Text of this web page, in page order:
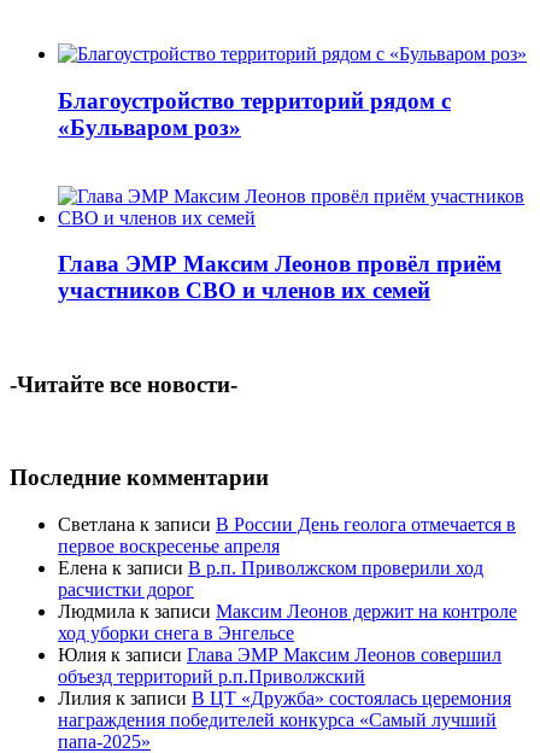
Благоустройство территорий рядом с
«Бульваром роз»
Глава ЭМР Максим Леонов провёл приём
участников СВО и членов их семей
-Читайте все новости-
Последние комментарии
Светлана к записи В России День геолога отмечается в
первое воскресенье апреля
Елена к записи В р.п. Приволжском проверили ход
расчистки дорог
Людмила к записи Максим Леонов держит на контроле
ход уборки снега в Энгельсе
Юлия к записи Глава ЭМР Максим Леонов совершил
объезд территорий р.п.Приволжский
Лилия к записи В ЦТ «Дружба» состоялась церемония
награждения победителей конкурса «Самый лучший
папа-2025»